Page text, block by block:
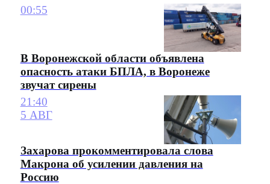
00:55
В Воронежской области объявлена
опасность атаки БПЛА, в Воронеже
звучат сирены
21:40
5 АВГ
Захарова прокомментировала слова
Макрона об усилении давления на
Россию